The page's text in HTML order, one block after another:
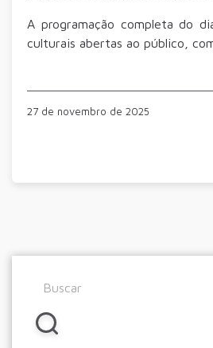
A programação completa do
culturais abertas ao público,
27 de novembro de 2025